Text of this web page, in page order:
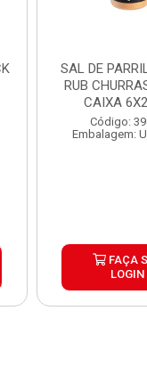
SAL DE
RUB
CAIXA
Código:
Embalagem:
FAÇA
LOGIN